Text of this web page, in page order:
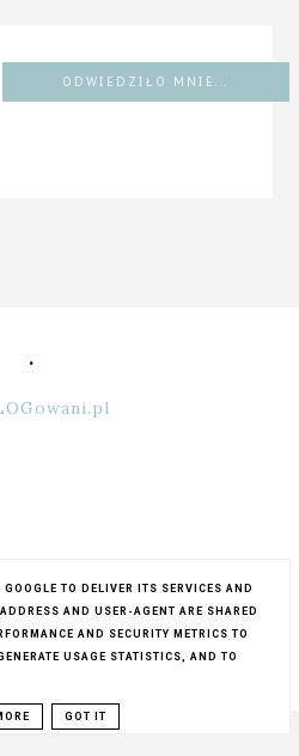
ODWIEDZIŁO MNIE...
.
BLOG DESIGN:
TO DELIVER ITS SERVICES AND
AND USER-AGENT ARE SHARED
AND SECURITY METRICS TO
USAGE STATISTICS, AND TO
GOT IT